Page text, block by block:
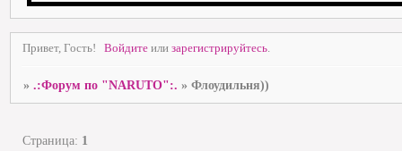
Привет, Гость! Войдите илизарегистрируйтесь.
».:Форум по "NARUTO":. »Флоудильня))
Страница: 1